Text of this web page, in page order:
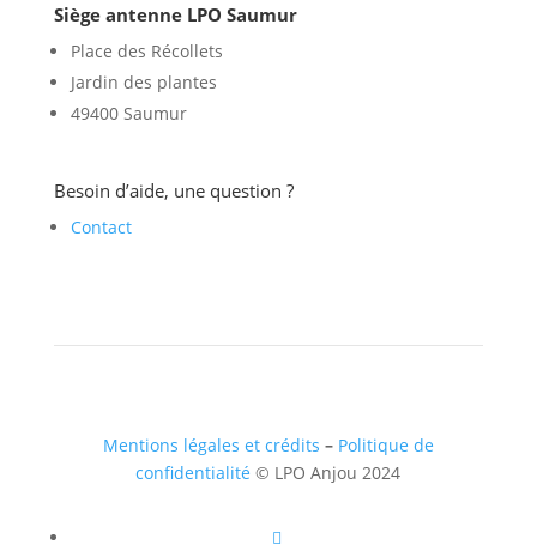
Siège antenne LPO Saumur
Place des Récollets
Jardin des plantes
49400 Saumur
Besoin d’aide, une question ?
Contact
Mentions légales et crédits – Politique de
confidentialité © LPO Anjou 2024